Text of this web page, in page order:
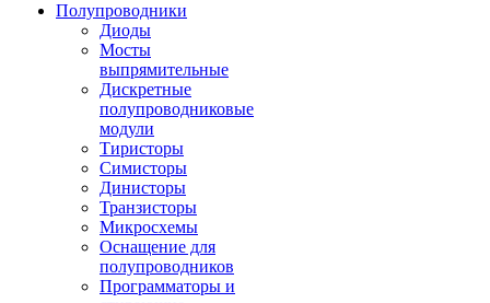
Полупроводники
Диоды
Мосты
выпрямительные
Дискретные
полупроводниковые
модули
Тиристоры
Симисторы
Динисторы
Транзисторы
Микросхемы
Оснащение для
полупроводников
Программаторы и